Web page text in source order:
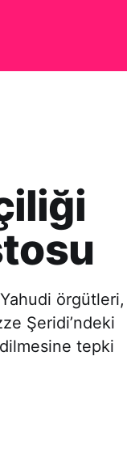
örgütleri,
Şeridi’ndeki
tepki